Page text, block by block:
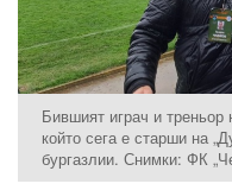
Бившият играч и треньор
който сега е старши на
бургазлии. Снимки: ФК